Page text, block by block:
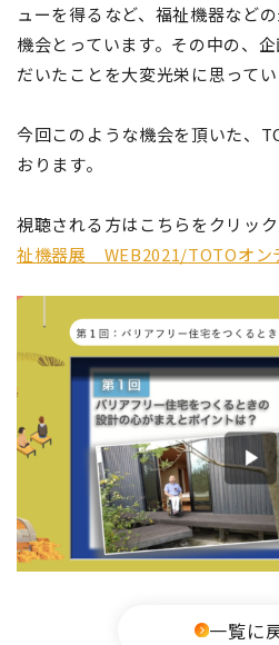
ューを得るなど、福祉機器など
機会とっています。その中の、
だいたことを大変光栄に思ってい
今回このような機会を頂いた、
おります。
視聴される方はこちらをクリ
祉機器展 WEB2021/TOTOオン
一覧に